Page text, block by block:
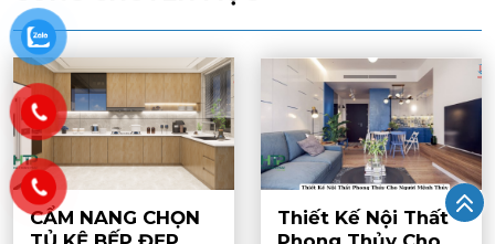
CẨM NANG CHỌN
Thiết Kế Nội Thất